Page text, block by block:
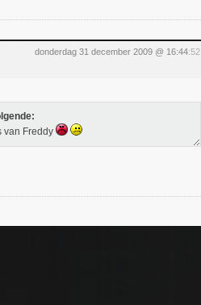
donderdag 31 december 2009 @ 16:44:52
van Freddy